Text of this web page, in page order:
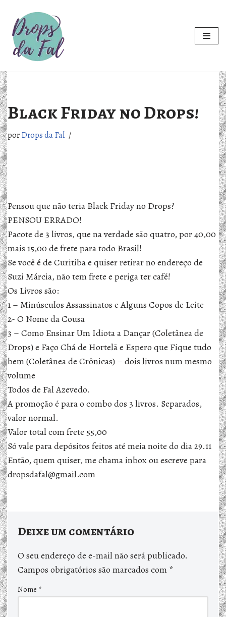
Pular
para
Black Friday no Drops!
porDrops da Fal
Pensou que não teria Black Friday no Drops?
PENSOU ERRADO!
Pacote de 3 livros, que na verdade são quatro, por 40,00
mais 15,00 de frete para todo Brasil!
Se você é de Curitiba e quiser retirar no endereço de
Suzi Márcia, não tem frete e periga ter café!
Os Livros são:
1 – Minúsculos Assassinatos e Alguns Copos de Leite
2- O Nome da Cousa
3 – Como Ensinar Um Idiota a Dançar (Coletânea de
Drops) e Faço Chá de Hortelã e Espero que Fique tudo
bem (Coletânea de Crônicas) – dois livros num mesmo
volume
Todos de Fal Azevedo.
A promoção é para o combo dos 3 livros. Separados,
valor normal.
Valor total com frete 55,00
Só vale para depósitos feitos até meia noite do dia 29.11
Então, quem quiser, me chama inbox ou escreve para
dropsdafal@gmail.com
Deixe um comentário
O seu endereço de e-mail não será publicado.
Campos obrigatórios são marcados com *
Nome *